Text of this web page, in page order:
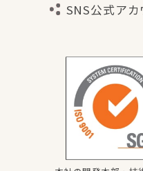
SNS公式ア